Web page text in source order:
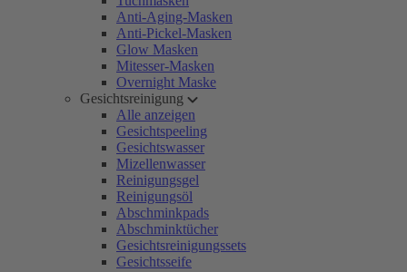
Anti-Aging-Masken
Anti-Pickel-Masken
Glow Masken
Mitesser-Masken
Overnight Maske
Gesichtsreinigung
Alle anzeigen
Gesichtspeeling
Gesichtswasser
Mizellenwasser
Reinigungsgel
Reinigungsöl
Abschminkpads
Abschminktücher
Gesichtsreinigungssets
Gesichtsseife